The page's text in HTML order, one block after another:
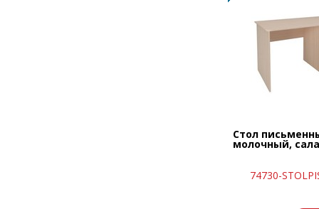
Стол
молочный,
74730-